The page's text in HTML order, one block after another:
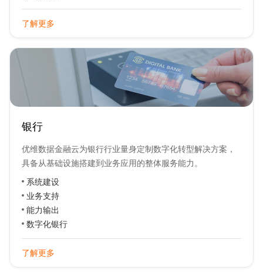
了解更多
银行
优维数据金融云为银行行业量身定制数字化转型解决方案，
具备从基础设施搭建到业务应用的整体服务能力。
系统建设
业务支持
能力输出
数字化银行
了解更多